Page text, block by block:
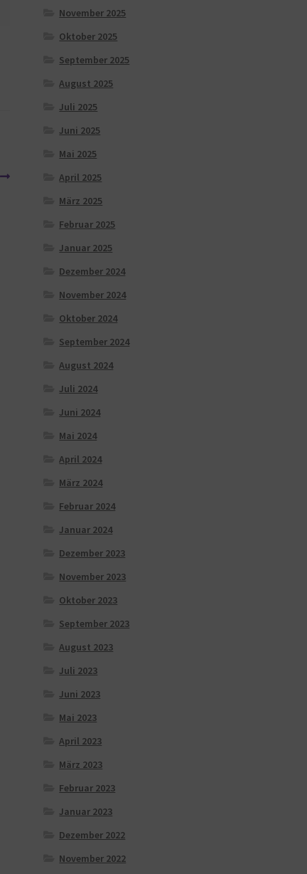
November 2025
Oktober 2025
September 2025
August 2025
Juli 2025
Juni 2025
Mai 2025
April 2025
März 2025
Februar 2025
Januar 2025
Dezember 2024
November 2024
Oktober 2024
September 2024
August 2024
Juli 2024
Juni 2024
Mai 2024
April 2024
März 2024
Februar 2024
Januar 2024
Dezember 2023
November 2023
Oktober 2023
September 2023
August 2023
Juli 2023
Juni 2023
Mai 2023
April 2023
März 2023
Februar 2023
Januar 2023
Dezember 2022
November 2022